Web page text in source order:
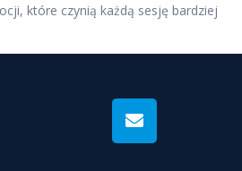
które czynią każdą sesję bardziej